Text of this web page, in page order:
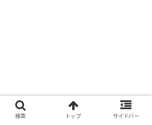
コーヒー400mlに最適な粉の量と
検索 トップ サイドバー